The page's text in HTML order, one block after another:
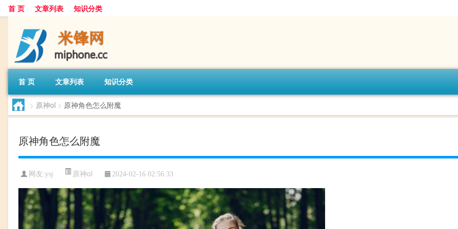
首 页 文章列表 知识分类
首 页 文章列表 知识分类
> 原神ol > 原神角色怎么附魔
原神角色怎么附魔
网友:ysj 原神ol 2024-02-16 02:56:33